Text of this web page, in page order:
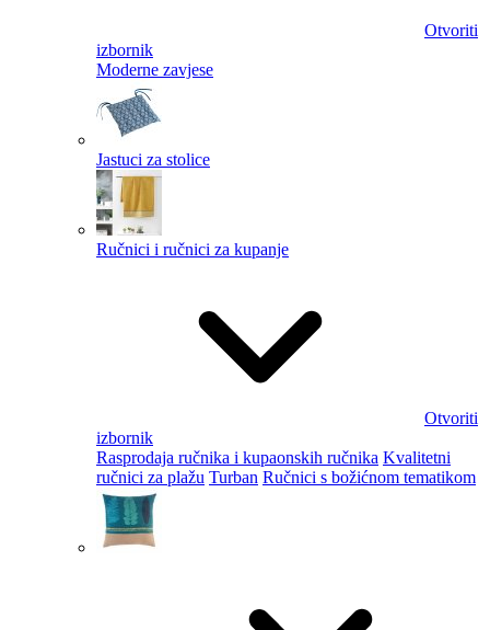
Otvoriti
izbornik
Moderne zavjese
Jastuci za stolice
Ručnici i ručnici za kupanje
Otvoriti
izbornik
Rasprodaja ručnika i kupaonskih ručnika Kvalitetni
ručnici za plažu Turban Ručnici s božićnom tematikom